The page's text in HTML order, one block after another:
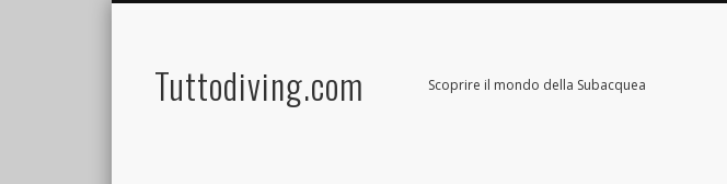
Tuttodiving.com Scoprire il mondo della Subacquea